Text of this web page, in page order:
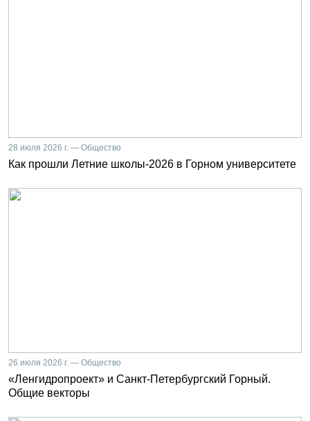
28 июля 2026 г. — Общество
Как прошли Летние школы-2026 в Горном университете
26 июля 2026 г. — Общество
«Ленгидропроект» и Санкт-Петербургский Горный.
Общие векторы